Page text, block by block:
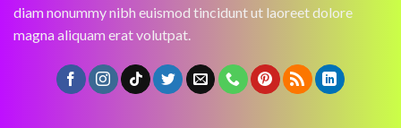
diam nonummy nibh euismod tincidunt ut laoreet dolore
magna aliquam erat volutpat.